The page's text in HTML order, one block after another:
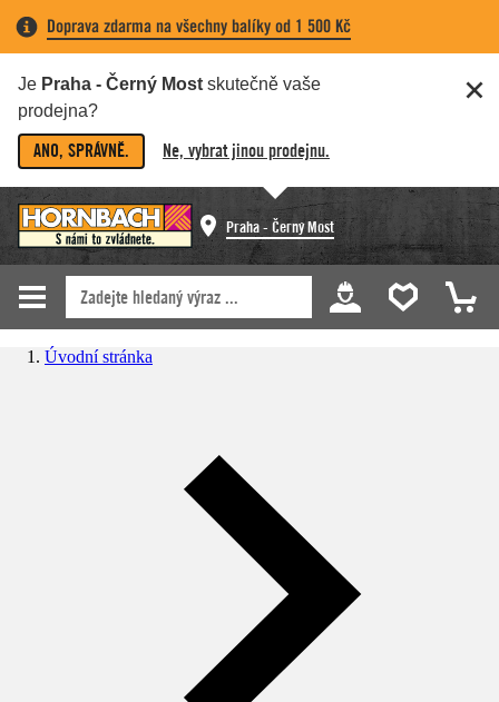
Doprava zdarma na všechny balíky od 1 500 Kč
Je Praha - Černý Most skutečně vaše
prodejna?
ANO, SPRÁVNĚ. Ne, vybrat jinou prodejnu.
Praha - Černý Most
Úvodní stránka